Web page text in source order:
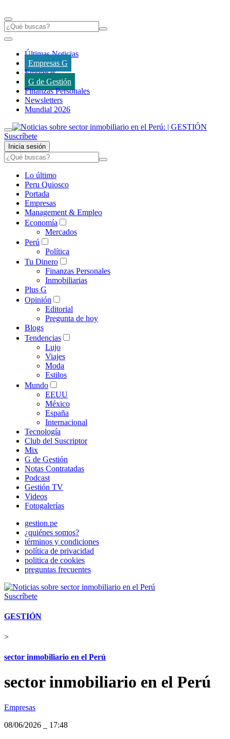
Últimas Noticias
Empresas G
Empresas
G de Gestión
Finanzas Personales
Newsletters
Mundial 2026
Suscríbete
Inicia sesión
Lo último
Peru Quiosco
Portada
Empresas
Management & Empleo
Economía
Mercados
Perú
Política
Tu Dinero
Finanzas Personales
Inmobiliarias
Plus G
Opinión
Editorial
Pregunta de hoy
Blogs
Tendencias
Lujo
Viajes
Moda
Estilos
Mundo
EEUU
México
España
Internacional
Tecnología
Club del Suscriptor
Mix
G de Gestión
Notas Contratadas
Podcast
Gestión TV
Videos
Fotogalerías
gestion.pe
¿quiénes somos?
términos y condiciones
política de privacidad
politica de cookies
preguntas frecuentes
Suscríbete
GESTIÓN
>
sector inmobiliario en el Perú
sector inmobiliario en el Perú
Empresas
08/06/2026
17:48